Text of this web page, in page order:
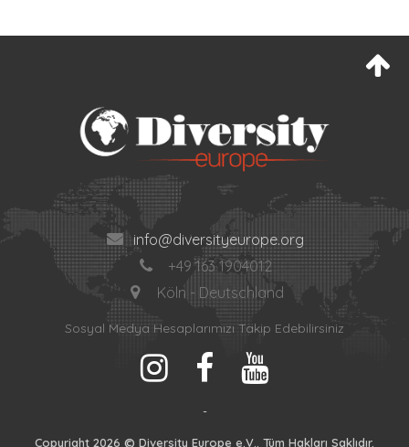
info@diversityeurope.org
+49 163 1904012
Köln - Deutschland
Sosyal Medya Hesaplarımızı Takip Edebilirsiniz
-
Copyright 2026 Diversity Europe e.V.. Tüm Hakları Saklıdır.